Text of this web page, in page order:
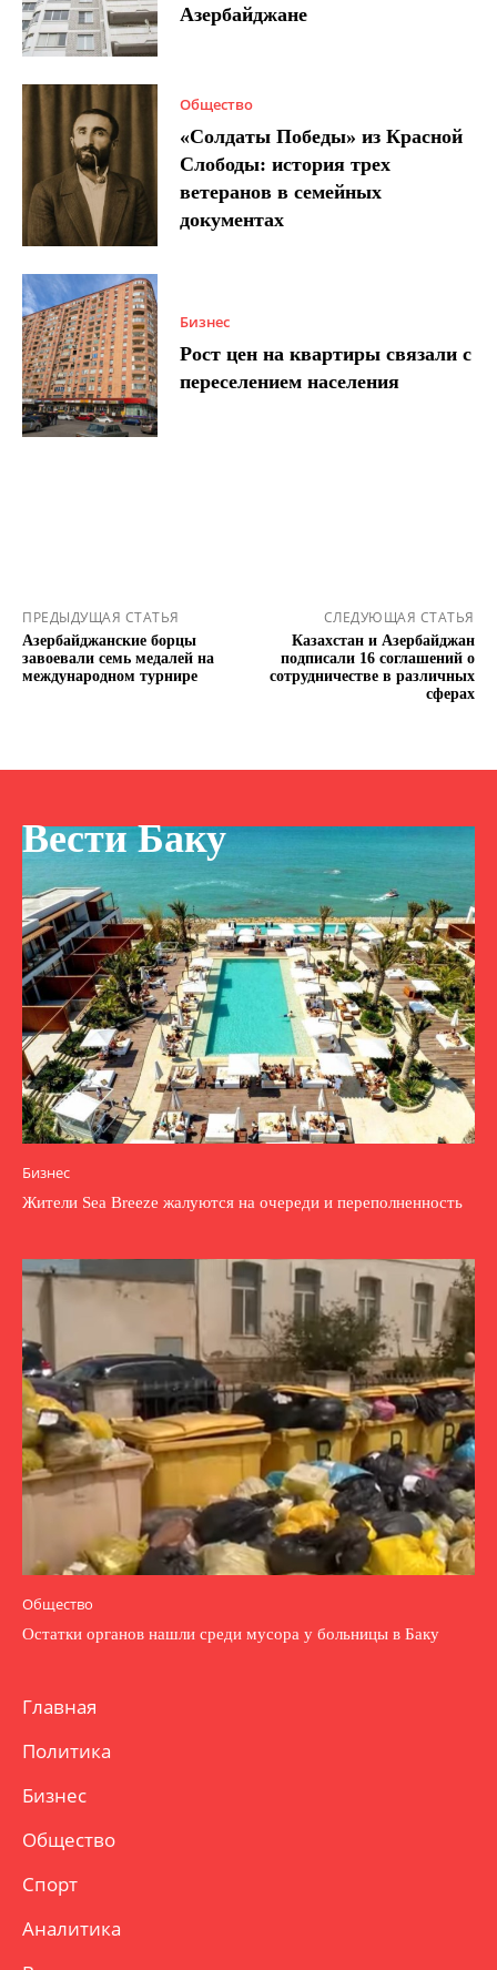
Азербайджане
Общество
«Солдаты Победы» из Красной
Слободы: история трех
ветеранов в семейных
документах
Бизнес
Рост цен на квартиры связали с
переселением населения
ПРЕДЫДУЩАЯ СТАТЬЯ
Азербайджанские борцы
завоевали семь медалей на
международном турнире
СЛЕДУЮЩАЯ СТАТЬЯ
Казахстан и Азербайджан
подписали 16 соглашений о
сотрудничестве в различных
сферах
Вести Баку
Бизнес
Жители Sea Breeze жалуются на очереди и переполненность
Общество
Остатки органов нашли среди мусора у больницы в Баку
Главная
Политика
Бизнес
Общество
Спорт
Аналитика